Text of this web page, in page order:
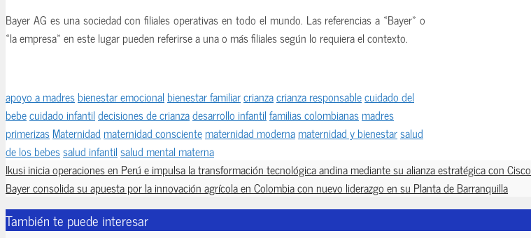
Bayer AG es una sociedad con filiales operativas en todo el mundo. Las referencias a «Bayer» o
«la empresa» en este lugar pueden referirse a una o más filiales según lo requiera el contexto.
apoyo a madresbienestar emocionalbienestar familiarcrianzacrianza responsablecuidado del
bebecuidado infantildecisiones de crianzadesarrollo infantilfamilias colombianasmadres
primerizasMaternidad maternidad conscientematernidad modernamaternidad y bienestarsalud
de los bebessalud infantilsalud mental materna
Ikusi inicia operaciones en Perú e impulsa la transformación tecnológica andina mediante su alianza estratégica con Cisco
Bayer consolida su apuesta por la innovación agrícola en Colombia con nuevo liderazgo en su Planta de Barranquilla
También te puede interesar